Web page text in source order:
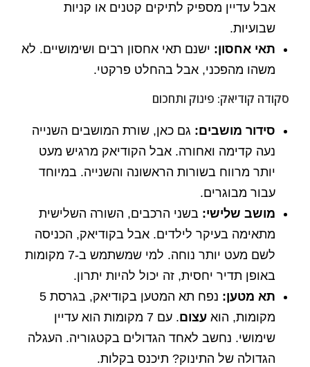
אבל עדיין מספיק לתיקים קטנים או קניות
שבועיות.
תאי אחסון: ישנם תאי אחסון רבים ושימושיים. לא
משהו מהפכני, אבל בהחלט פרקטי.
סקודה קודיאק: פינוק ותחכום
סידור מושבים: גם כאן, שורת המושבים השנייה
נעה קדימה ואחורה. אבל הקודיאק מרגיש מעט
יותר מרווח בשורות הראשונה והשנייה. במיוחד
עבור מבוגרים.
מושב שלישי: בשני הרכבים, השורה השלישית
מתאימה בעיקר לילדים. אבל בקודיאק, הכניסה
לשם מעט יותר נוחה. למי שמשתמש ב-7 מקומות
באופן תדיר יחסית, זה יכול להיות יתרון.
תא מטען:
נפח תא המטען בקודיאק, בגרסת 5
מקומות, הוא עצום
. עם 7 מקומות הוא עדיין
שימושי. נחשב לאחד הגדולים בקטגוריה. העגלה
הגדולה של התינוק? תיכנס בקלות.